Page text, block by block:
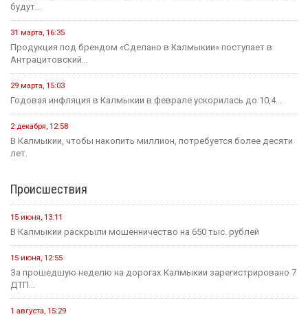
будут...
31 марта, 16:35
Продукция под брендом «Сделано в Калмыкии» поступает в
Антрацитовский...
29 марта, 15:03
Годовая инфляция в Калмыкии в феврале ускорилась до 10,4...
2 декабря, 12:58
В Калмыкии, чтобы накопить миллион, потребуется более десяти
лет.
Происшествия
15 июня, 13:11
В Калмыкии раскрыли мошенничество на 650 тыс. рублей
15 июня, 12:55
За прошедшую неделю на дорогах Калмыкии зарегистрировано 7
ДТП...
1 августа, 15:29